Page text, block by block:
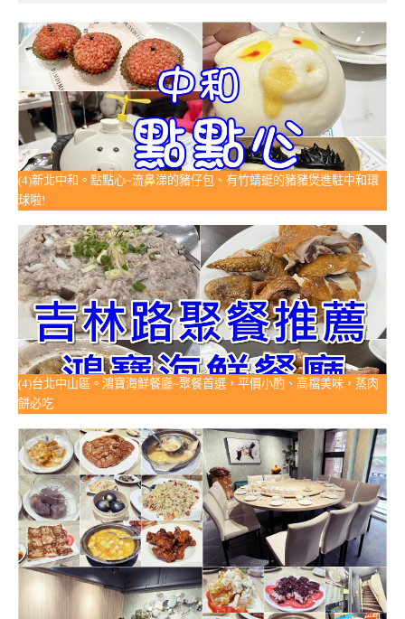
(4)新北中和。點點心~流鼻涕的豬仔包、有竹蜻蜓的豬豬煲進駐中和環
球啦!
(4)台北中山區。鴻寶海鮮餐廳~聚餐首選，平價小酌、高檔美味，蒸肉
餅必吃